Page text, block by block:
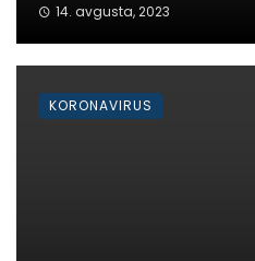
14. avgusta, 2023
KORONAVIRUS